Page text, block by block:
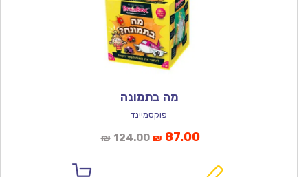
מה בתמונה
פוקסמיינד
₪ 124.00המחיר
₪ 87.00המחיר
הוא: